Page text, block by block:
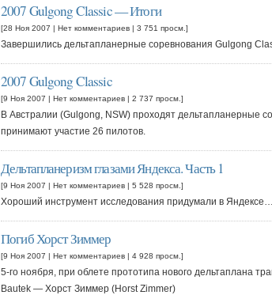
2007 Gulgong Classic — Итоги
[28 Ноя 2007 | Нет комментариев | 3 751 просм.]
Завершились дельтапланерные соревнования Gulgong
2007 Gulgong Classic
[9 Ноя 2007 | Нет комментариев | 2 737 просм.]
В Австралии (Gulgong, NSW) проходят дельтапланерные
принимают участие 26 пилотов.
Дельтапланеризм глазами Яндекса. Часть 1
[9 Ноя 2007 | Нет комментариев | 5 528 просм.]
Хороший инструмент исследования придумали в Яндексе…
Погиб Хорст Зиммер
[9 Ноя 2007 | Нет комментариев | 4 928 просм.]
5-го ноября, при облете прототипа нового дельтаплана
Bautek — Хорст Зиммер (Horst Zimmer)